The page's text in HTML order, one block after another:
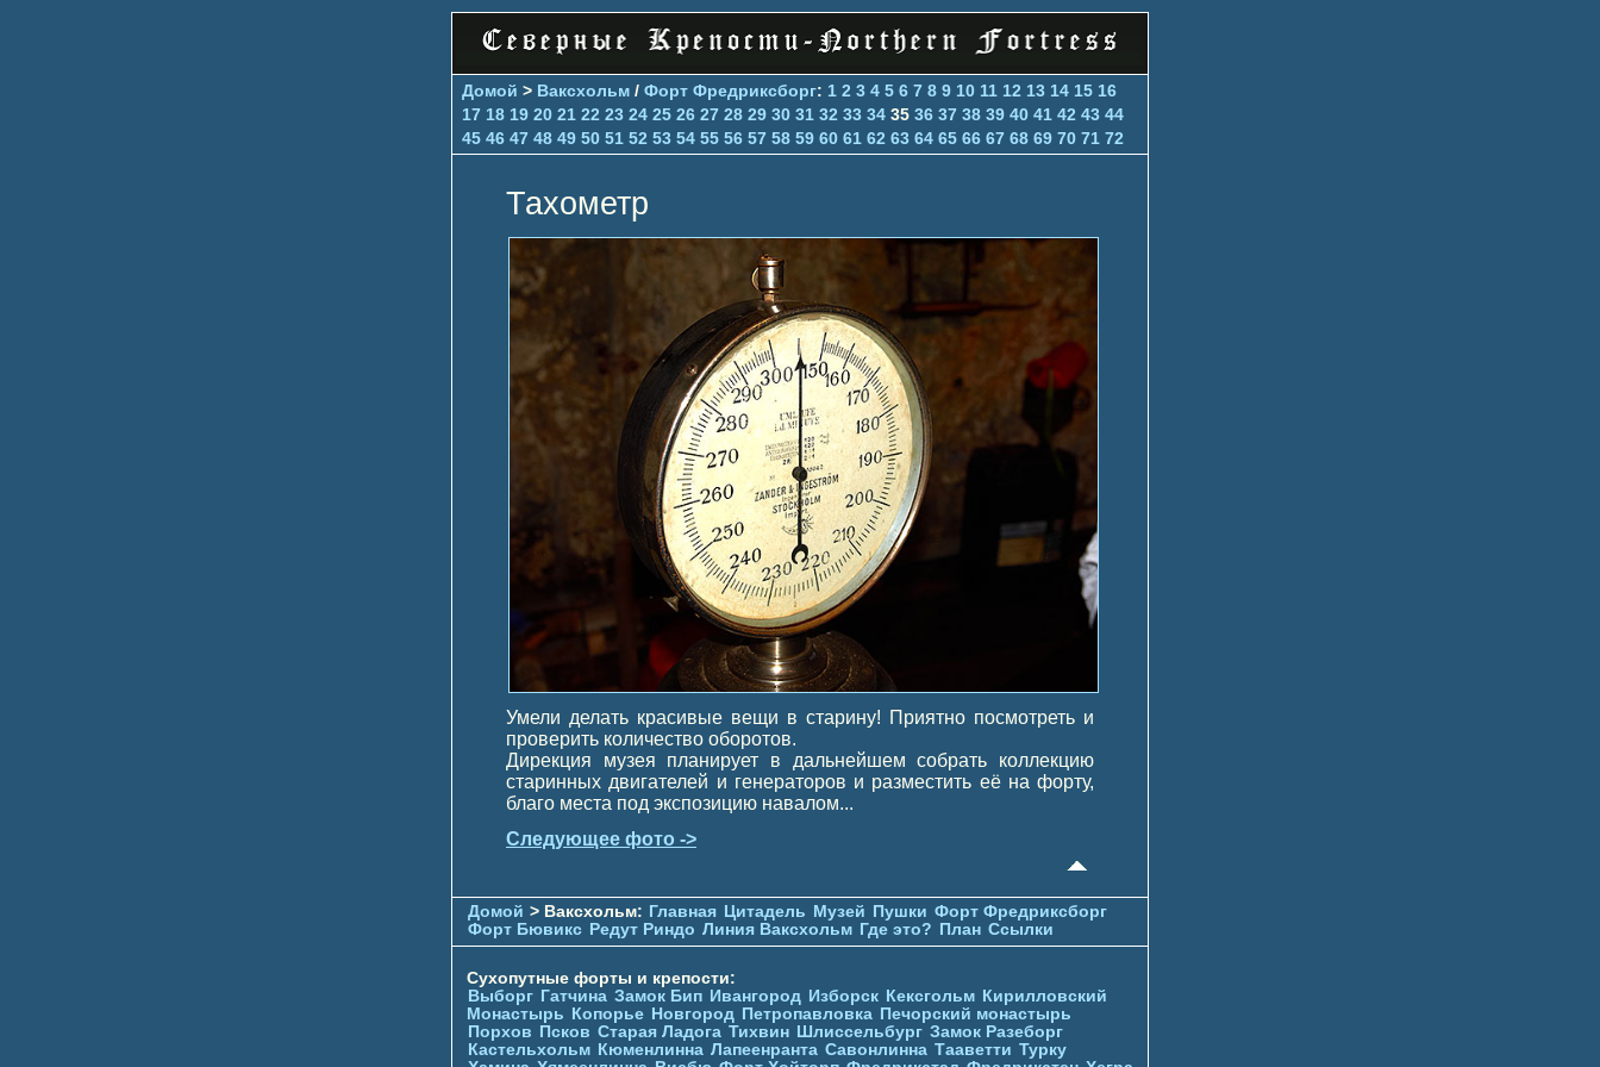
Домой > Ваксхольм / Форт Фредриксборг: 1 2 3 4 5 6 7 8 9 10 11 12 13 14 15 16
17 18 19 20 21 22 23 24 25 26 27 28 29 30 31 32 33 34 35 36 37 38 39 40 41 42 43 44
45 46 47 48 49 50 51 52 53 54 55 56 57 58 59 60 61 62 63 64 65 66 67 68 69 70 71 72
Тахометр
Умели делать красивые вещи в старину! Приятно посмотреть и
проверить количество оборотов.
Дирекция музея планирует в дальнейшем собрать коллекцию
старинных двигателей и генераторов и разместить её на форту,
благо места под экспозицию навалом...
Следующее фото ->
Домой > Ваксхольм: Главная Цитадель Музей Пушки Форт Фредриксборг
Форт Бювикc Редут Риндо Линия Ваксхольм Где это? План Ссылки
Сухопутные форты и крепости:
Выборг Гатчина Замок Бип Ивангород Изборск Кексгольм Кирилловский
Монастырь
Копорье Новгород Петропавловка Печорcкий монастырь
Порхов
Псков Старая Ладога Тихвин Шлиссельбург Замок Разеборг
Кастельхольм Кюменлинна Лапеенранта Савонлинна Тааветти Турку